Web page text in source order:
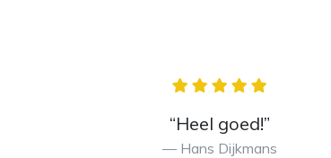
“Heel goed!”
Hans Dijkmans